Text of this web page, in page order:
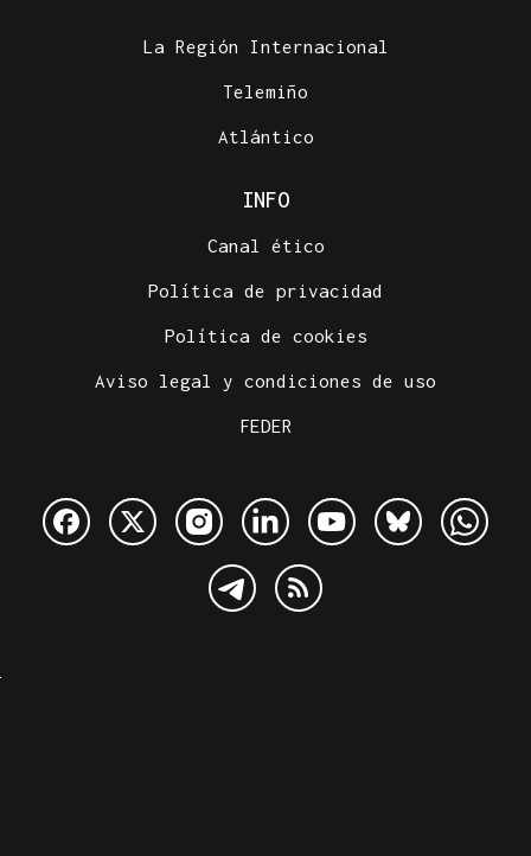
La Región Internacional
Telemiño
Atlántico
INFO
Canal ético
Política de privacidad
Política de cookies
Aviso legal y condiciones de uso
FEDER